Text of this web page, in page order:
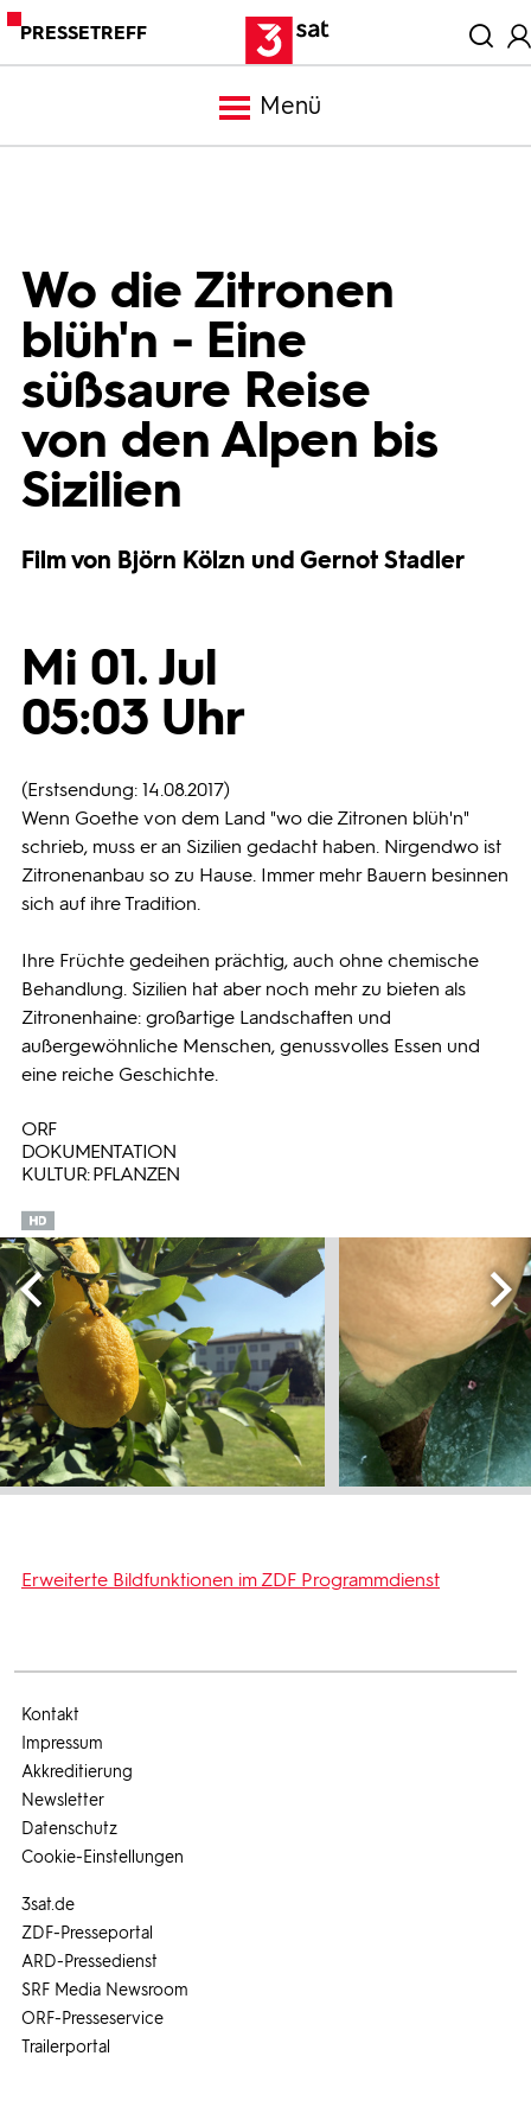
PRESSETREFF
Menü
Mediathek
Trailer
Programmwochen
Wo die Zitronen
blüh'n - Eine
süßsaure Reise
von den Alpen bis
Sizilien
Film von Björn Kölzn und Gernot Stadler
Mi 01. Jul
05:03 Uhr
(Erstsendung: 14.08.2017)
Wenn Goethe von dem Land "wo die Zitronen blüh'n"
schrieb, muss er an Sizilien gedacht haben. Nirgendwo ist
Zitronenanbau so zu Hause. Immer mehr Bauern besinnen
sich auf ihre Tradition.
Ihre Früchte gedeihen prächtig, auch ohne chemische
Behandlung. Sizilien hat aber noch mehr zu bieten als
Zitronenhaine: großartige Landschaften und
außergewöhnliche Menschen, genussvolles Essen und
eine reiche Geschichte.
ORF
DOKUMENTATION
KULTUR: PFLANZEN
Erweiterte Bildfunktionen im ZDF Programmdienst
3sat.de
ZDF-Presseportal
ARD-Pressedienst
SRF Media Newsroom
ORF-Presseservice
Trailerportal
Kontakt
Impressum
Akkreditierung
Newsletter
Datenschutz
Cookie-Einstellungen